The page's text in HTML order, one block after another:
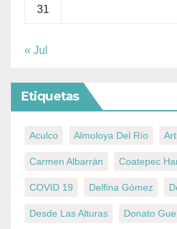
31
« Jul
Etiquetas
Aculco Almoloya Del Río
Carmen Albarrán Coatepec
COVID 19 Delfina Gómez
Desde Las Alturas Donato